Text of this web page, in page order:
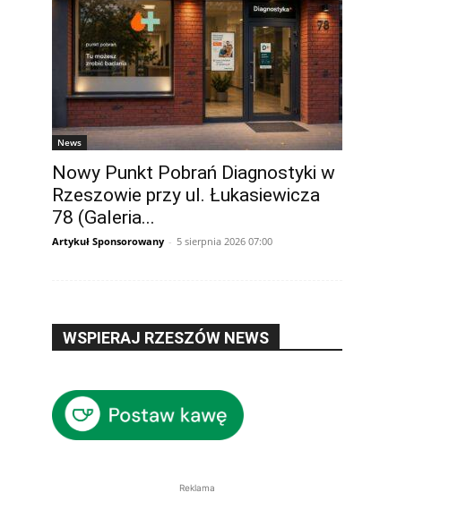
News
Nowy Punkt Pobrań Diagnostyki w
Rzeszowie przy ul. Łukasiewicza
78 (Galeria...
Artykuł Sponsorowany - 5 sierpnia 2026 07:00
WSPIERAJ RZESZÓW NEWS
Reklama